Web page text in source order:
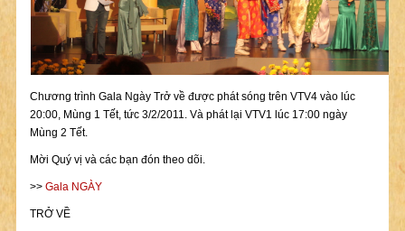
Chương trình Gala Ngày Trở về được phát sóng trên VTV4 vào lúc
20:00, Mùng 1 Tết, tức 3/2/2011. Và phát lại VTV1 lúc 17:00 ngày
Mùng 2 Tết.
Mời Quý vị và các bạn đón theo dõi.
>> Gala NGÀY
TRỞ VỀ